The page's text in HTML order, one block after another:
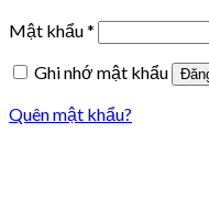
Mật khẩu*
Ghi nhớ mật khẩu
Quên mật khẩu?